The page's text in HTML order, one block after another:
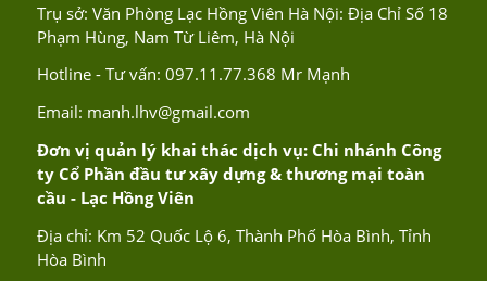
Trụ sở: Văn Phòng Lạc Hồng Viên Hà Nội: Địa Chỉ Số 18
Phạm Hùng, Nam Từ Liêm, Hà Nội
Hotline - Tư vấn: 097.11.77.368 Mr Mạnh
Email: manh.lhv@gmail.com
Đơn vị quản lý khai thác dịch vụ: Chi nhánh Công
ty Cổ Phần đầu tư xây dựng & thương mại toàn
cầu - Lạc Hồng Viên
Địa chỉ: Km 52 Quốc Lộ 6, Thành Phố Hòa Bình, Tỉnh
Hòa Bình